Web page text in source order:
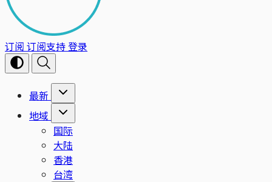
订阅 订阅支持登录
最新
地域
国际
大陆
香港
台湾